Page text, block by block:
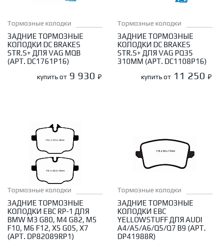
Тормозные колодки
ЗАДНИЕ ТОРМОЗНЫЕ
КОЛОДКИ DC BRAKES
STR.S+ ДЛЯ VAG MQB
(АРТ. DC1761P16)
купить от 9 930 ₽
Тормозные колодки
ЗАДНИЕ ТОРМОЗНЫЕ
КОЛОДКИ DC BRAKES
STR.S+ ДЛЯ VAG PQ35
310ММ (АРТ. DC1108P16)
купить от 11 250 ₽
Тормозные колодки
ЗАДНИЕ ТОРМОЗНЫЕ
КОЛОДКИ EBC RP-1 ДЛЯ
BMW M3 G80, M4 G82, M5
F10, M6 F12, X5 G05, X7
(АРТ. DP82089RP1)
Тормозные колодки
ЗАДНИЕ ТОРМОЗНЫЕ
КОЛОДКИ EBC
YELLOWSTUFF ДЛЯ AUDI
A4/A5/A6/Q5/Q7 B9 (АРТ.
DP41988R)